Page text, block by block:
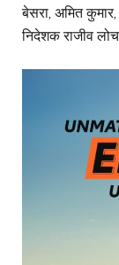
बेसरा, अमित
निदेशक राजीव